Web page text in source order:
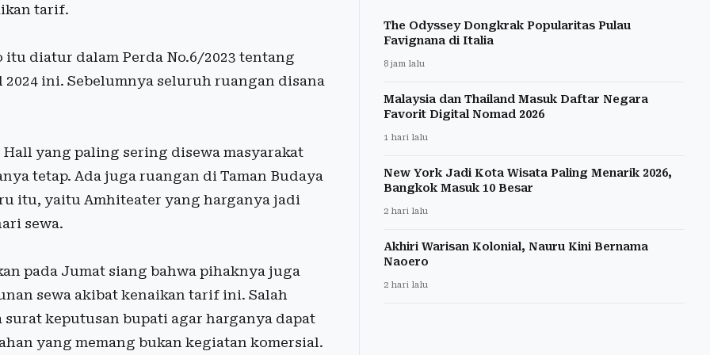
tarif.
diatur dalam Perda No.6/2023 tentang
ini. Sebelumnya seluruh ruangan disana
yang paling sering disewa masyarakat
tetap. Ada juga ruangan di Taman Budaya
itu, yaitu Amhiteater yang harganya jadi
sewa.
pada Jumat siang bahwa pihaknya juga
sewa akibat kenaikan tarif ini. Salah
keputusan bupati agar harganya dapat
yang memang bukan kegiatan komersial.
The Odyssey Dongkrak Popularitas Pulau
Favignana di Italia
8 jam lalu
Malaysia dan Thailand Masuk Daftar Negara
Favorit Digital Nomad 2026
1 hari lalu
New York Jadi Kota Wisata Paling Menarik 2026,
Bangkok Masuk 10 Besar
2 hari lalu
Akhiri Warisan Kolonial, Nauru Kini Bernama
Naoero
2 hari lalu